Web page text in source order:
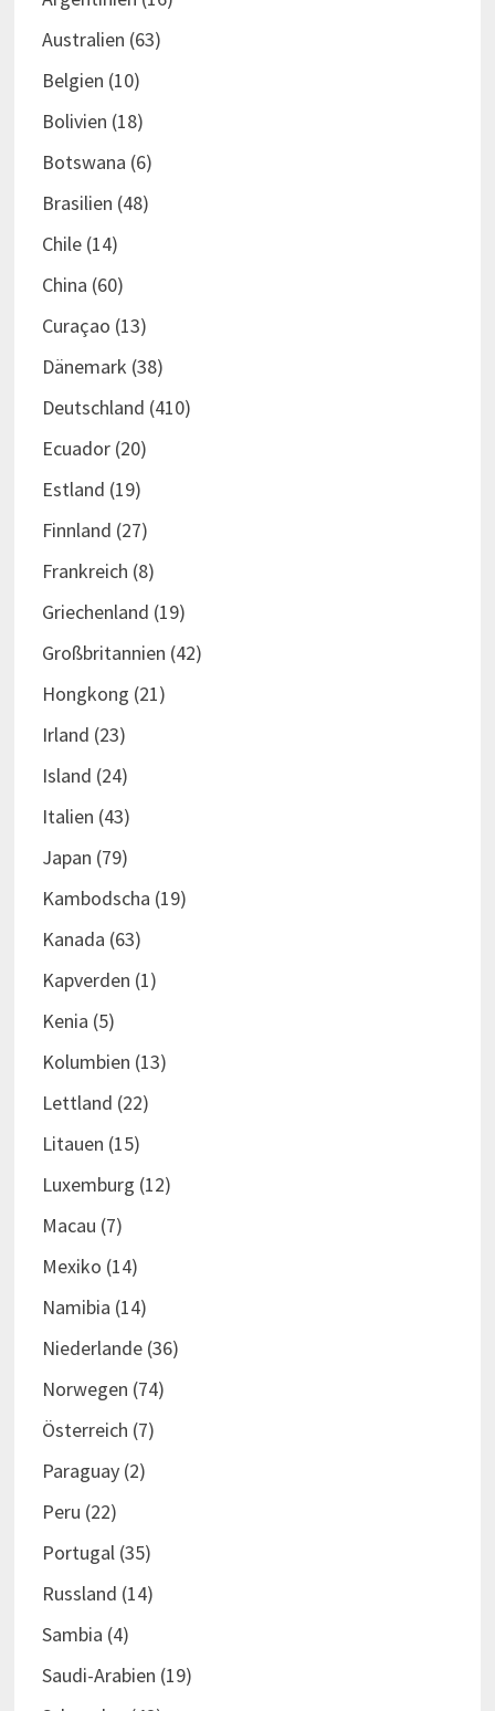
Australien (63)
Belgien (10)
Bolivien (18)
Botswana (6)
Brasilien (48)
Chile(14)
China (60)
Curaçao (13)
Dänemark (38)
Deutschland (410)
Ecuador(20)
Estland (19)
Finnland (27)
Frankreich (8)
Griechenland (19)
Großbritannien (42)
Hongkong (21)
Irland (23)
Island (24)
Italien (43)
Japan (79)
Kambodscha (19)
Kanada (63)
Kapverden (1)
Kenia (5)
Kolumbien (13)
Lettland (22)
Litauen (15)
Luxemburg (12)
Macau (7)
Mexiko (14)
Namibia (14)
Niederlande(36)
Norwegen (74)
Österreich (7)
Paraguay(2)
Peru (22)
Portugal (35)
Russland (14)
Sambia (4)
Saudi-Arabien (19)